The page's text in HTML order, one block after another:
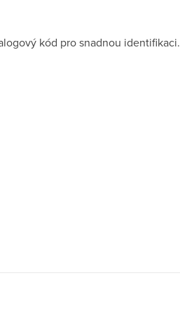
kód pro snadnou identifikaci.